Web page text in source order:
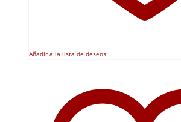
Añadir a la lista de deseos